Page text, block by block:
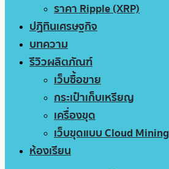
ราคา Ripple (XRP)
ปฏิทินเศรษฐกิจ
บทความ
รีวิวผลิตภัณฑ์
เว็บซื้อขาย
กระเป๋าเก็บเหรียญ
เครื่องขุด
เว็บขุดแบบ Cloud Mining
ห้องเรียน